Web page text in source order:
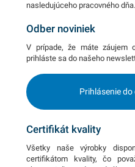
nasledujúceho pracovného dňa.
Odber noviniek
V prípade, že máte záujem
prihláste sa do našeho
Prihlásenie
Certifikát kvality
Všetky naše výrobky
certifikátom kvality, čo